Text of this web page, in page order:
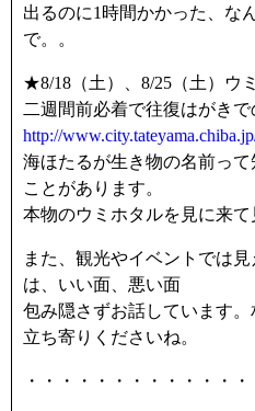
出るのに1時間かかった、な
で。。
★8/18（土）、8/25（土）ウ
二週間前必着で往復はがきで
http://
海ほたるが生き物の名前っ
ことがあります。
本物のウミホタルを見に来て
また、観光やイベントでは
は、いい面、悪い面
包み隠さずお話しています
立ち寄りくださいね。
・・・・・・・・・・・・